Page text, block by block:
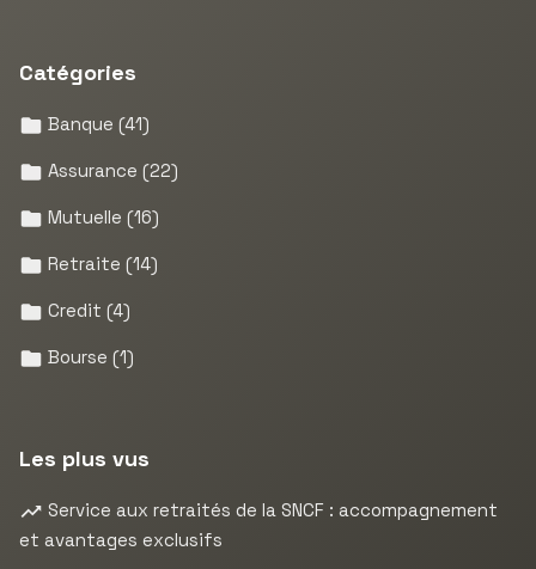
Catégories
Banque (41)
Assurance (22)
Mutuelle (16)
Retraite (14)
Credit (4)
Bourse (1)
Les plus vus
Service aux retraités de la SNCF : accompagnement
et avantages exclusifs